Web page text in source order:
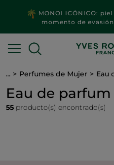
2x1 MAQUILLAJE
... Perfumes de Mujer
Eau de parfum
55 producto(s) encontrado(s)